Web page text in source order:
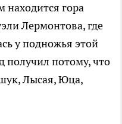
находится гора
Лермонтова, где
у подножья этой
получил потому, что
Лысая, Юца,